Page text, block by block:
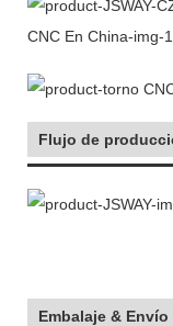
Flujo de
Embalaje & Envío